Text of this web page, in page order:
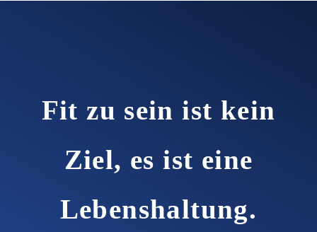
Fit zu sein ist kein
Ziel, es ist eine
Lebenshaltung.